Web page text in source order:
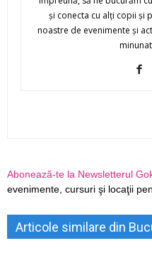
şi conecta cu alţi copii şi
noastre de evenimente şi
Abonează-te la Newsletterul
evenimente, cursuri şi locaţii
Articole similare din